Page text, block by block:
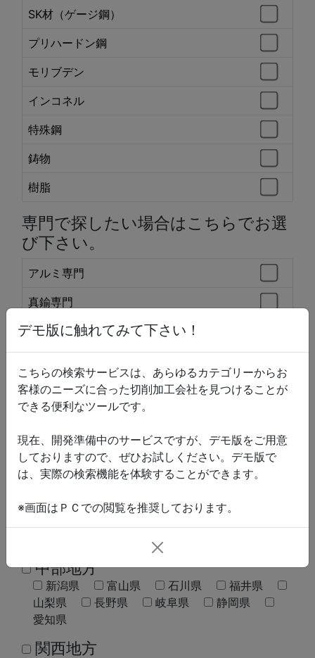
SK材（ゲージ鋼）
プリハードン鋼
モリブデン
インコネル
特殊鋼
鋳物
樹脂
専門で探したい場合はこちらでお選
び下さい。
アルミ専門
真鍮専門
地図
最後に検索したい場所をお選び下さい。 ※こちらは必
須項目になります
東北地方
青森県 岩手県 宮城県
秋田県
山形県
福島県
関東地方
神奈川県
中部地方
新潟県 富山県 石川県
福井県
山梨県
長野県 岐阜県
静岡県
愛知県
関西地方
デモ版に触れてみて下さい！
こちらの検索サービスは、あらゆるカテゴリーからお
客様のニーズに合った切削加工会社を見つけることが
できる便利なツールです。
現在、開発準備中のサービスですが、デモ版をご用意
しておりますので、ぜひお試しください。デモ版で
は、実際の検索機能を体験することができます。
※画面はＰＣでの閲覧を推奨しております。